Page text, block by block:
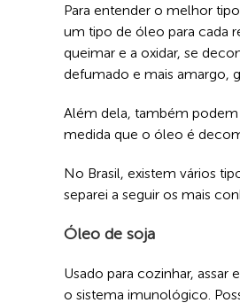
Para entender o melhor
um tipo de óleo para cada
queimar e a oxidar, se
defumado e mais amargo,
Além dela, também podem
medida que o óleo é
No Brasil, existem vários
separei a seguir os mais
Óleo de soja
Usado para cozinhar,
o sistema imunológico.